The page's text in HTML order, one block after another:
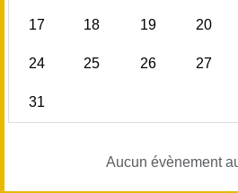
17 18 19 20
24 25 26 27
31
Aucun évènement